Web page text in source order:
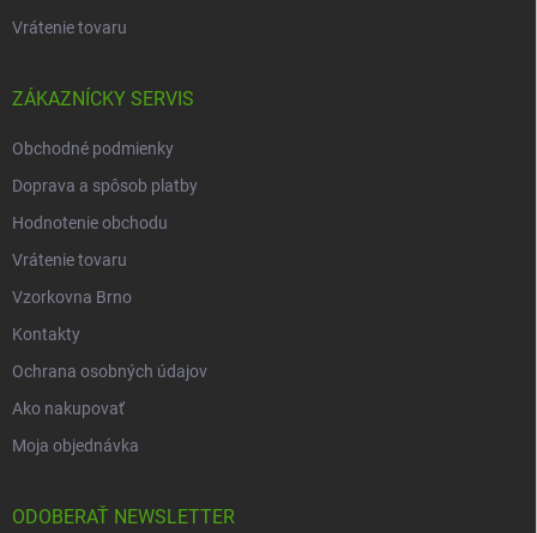
Vrátenie tovaru
ZÁKAZNÍCKY SERVIS
Obchodné podmienky
Doprava a spôsob platby
Hodnotenie obchodu
Vrátenie tovaru
Vzorkovna Brno
Kontakty
Ochrana osobných údajov
Ako nakupovať
Moja objednávka
ODOBERAŤ NEWSLETTER